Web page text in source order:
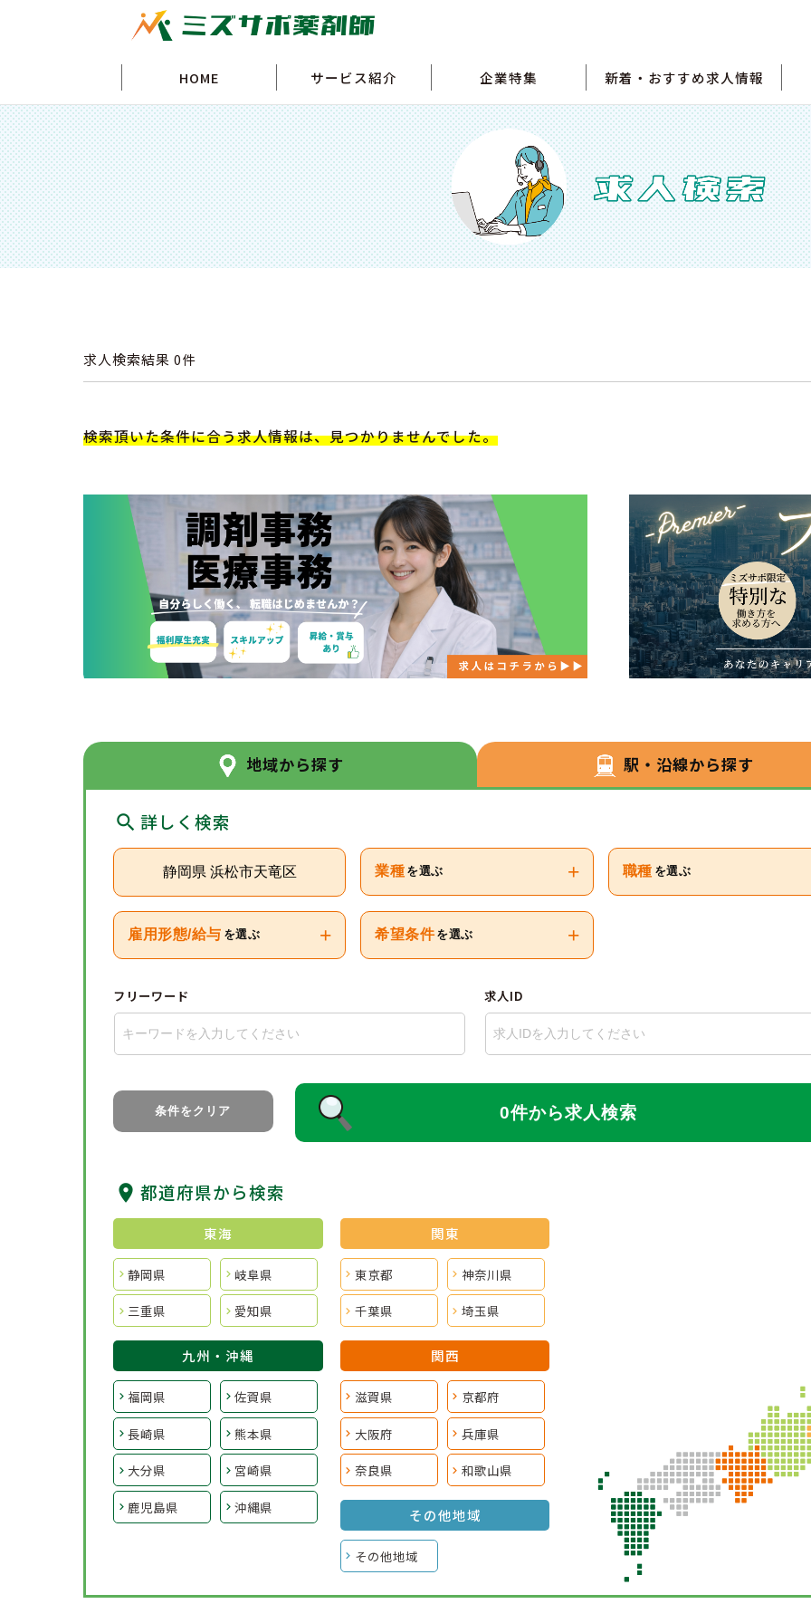
HOME サービス紹介 企業特集 新着・おすすめ求人情報
求人検索結果 0件
検索頂いた条件に合う求人情報は、見つかりませんでした。
地域から探す 駅・沿線から探す
詳しく検索
静岡県 浜松市天竜区 業種 を選ぶ + 職種 を選ぶ
雇用形態/給与 を選ぶ + 希望条件 を選ぶ +
フリーワード 求人ID
条件をクリア 0件から求人検索
都道府県から検索
東海
静岡県 岐阜県
三重県 愛知県
関東
東京都 神奈川県
千葉県 埼玉県
九州・沖縄
福岡県 佐賀県
長崎県 熊本県
大分県 宮崎県
鹿児島県 沖縄県
関西
滋賀県 京都府
大阪府 兵庫県
奈良県 和歌山県
その他地域
その他地域